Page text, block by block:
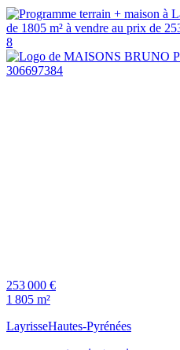
8
253 000 €
1 805 m²
LayrisseHautes-Pyrénées